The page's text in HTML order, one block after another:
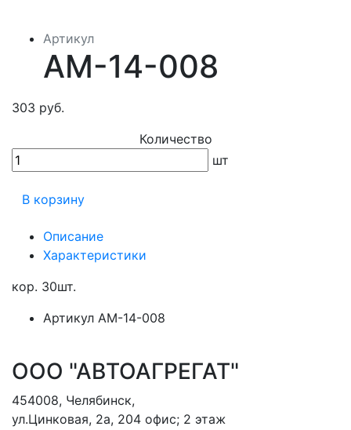
Артикул
АМ-14-008
303 руб.
Количество
шт
В корзину
Описание
Характеристики
кор. 30шт.
Артикул АМ-14-008
ООО "АВТОАГРЕГАТ"
454008, Челябинск,
ул.Цинковая, 2а, 204 офис; 2 этаж